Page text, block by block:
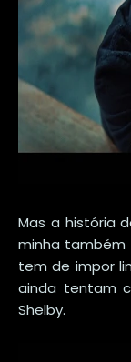
Mas a história
minha
tem de impor
ainda tentam
Shelby.